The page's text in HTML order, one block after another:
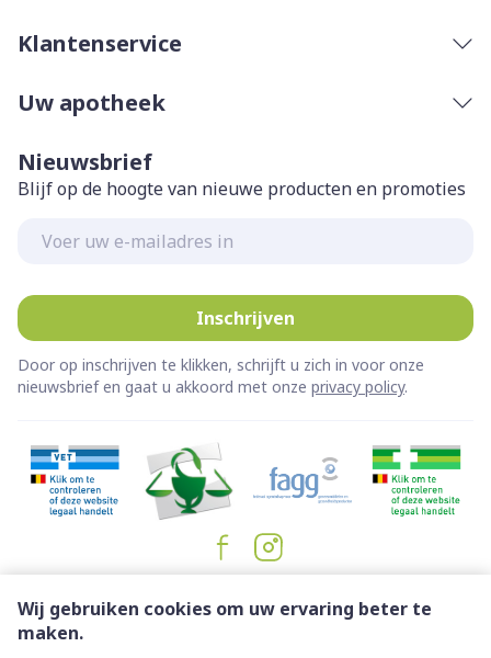
Wij gebruiken cookies om uw ervaring beter te
maken.
(PML)
afwijkende leverfunctietesten
spieren, infectie in het bloed, ophoping van pus
onder de huid, nierontsteking, oorontsteking
huidkanker, wratten
depressie, angst, slaapstoornis
migraine
gevoelloosheid
oogontsteking
hartkloppingen, versnelde hartslag, trage hartslag
lage bloeddruk, opvliegers, ontsteking van
kortademigheid, acute verergering van chronische
Klantenservice
Uw apotheek
Nieuwsbrief
Blijf op de hoogte van nieuwe producten en promoties
Inschrijven
Door op inschrijven te klikken, schrijft u zich in voor onze
nieuwsbrief en gaat u akkoord met onze privacy policy.
Juridische links